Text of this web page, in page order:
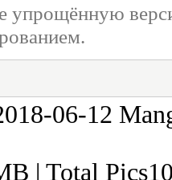
упрощённую
06-12
| Total